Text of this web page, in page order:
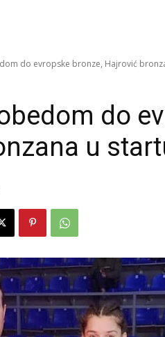
do evropske bronze, Hajrović
do
u